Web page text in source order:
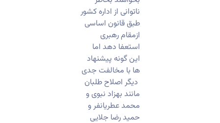
ناتوانی از اداره کشور
طبق قانون اساسی
ازمقام رهبری
استعفا دهد اما
این گونه پیشنهاد
ها با مخالفت جدی
دیگر اصلاح طلبان
مانند بهزاد نبوی و
محمد عطریانفر و
حمید رضا جلایی